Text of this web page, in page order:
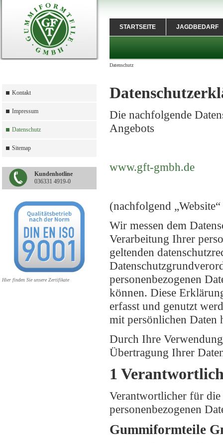
Kontakt
Impressum
Datenschutz
Sitemap
Kundenhotline
036331 4919-0
Hier finden Sie unsere Zertifikate
STARTSEITE JAGDBEDARF
Datenschutz
Die nachfolgende
Angebots
www.gft-gmbh.de
(nachfolgend
Wir messen dem
Verarbeitung Ihrer
geltenden
personenbezogenen
können. Diese
erfasst und genutzt
mit persönlichen Daten
Durch Ihre
Übertragung Ihrer
1
Verantwortlicher für
personenbezogenen
Gummiformteile